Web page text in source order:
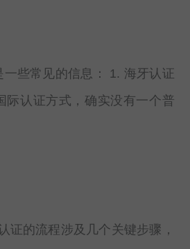
些常见的信息： 1. 海牙认证
际认证方式，确实没有一个普
证的流程涉及几个关键步骤，